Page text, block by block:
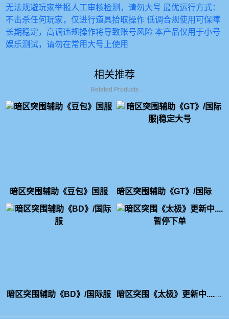
⽆法规避玩家举报⼈⼯审核检测，请勿⼤号最优运⾏⽅式：
不击杀任何玩家，仅进⾏道具拾取操作低调合规使⽤可保障
⻓期稳定，⾼调违规操作将导致账号⻛险 本产品仅⽤于⼩号
娱乐测试，请勿在常⽤⼤号上使⽤
相关推荐
Related Products
暗区突围辅助《豆包》国服 暗区突围辅助《GT》/国际服|稳定大号
暗区突围辅助《BD》/国际服